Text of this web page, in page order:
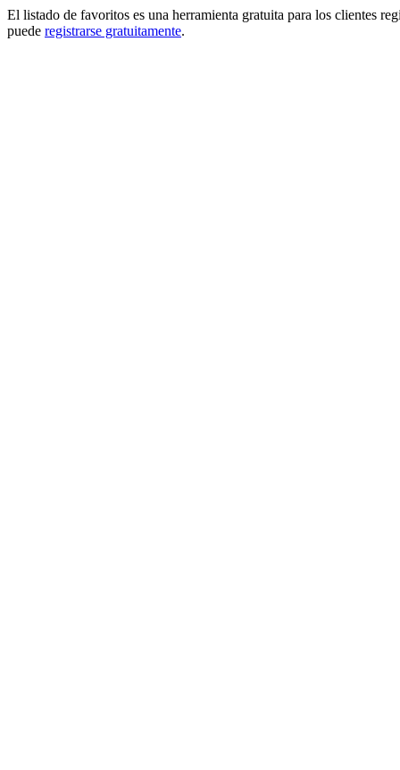
El listado de favoritos es una herramienta gratuita para los clientes
puede registrarse gratuitamente.